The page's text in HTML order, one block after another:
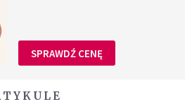
SPRAWDŹ CENĘ